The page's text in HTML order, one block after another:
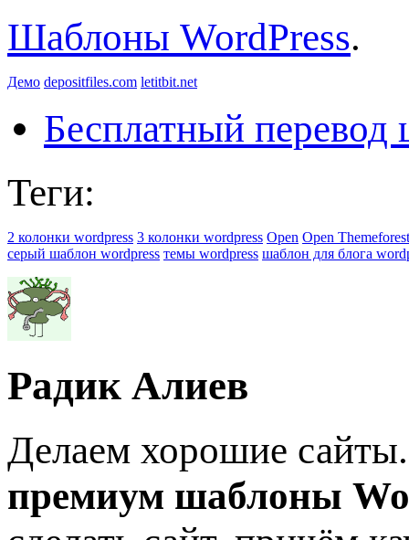
Шаблоны WordPress.
Демо depositfiles.com letitbit.net
Бесплатный перевод
Теги:
2 колонки wordpress 3 колонки wordpress Open Open Themeforest
серый шаблон wordpress темы wordpress шаблон для блога
Радик Алиев
Делаем хорошие
премиум шаблоны